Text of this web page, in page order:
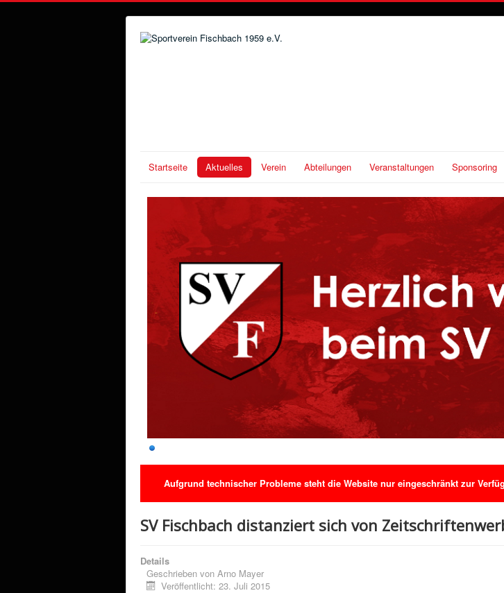
Startseite Aktuelles Verein Abteilungen Veranstaltungen Sponsoring
Aufgrund technischer Probleme steht die Website nur eingeschränkt zur
SV Fischbach distanziert sich von
Details
Geschrieben von Arno Mayer
Veröffentlicht: 23. Juli 2015